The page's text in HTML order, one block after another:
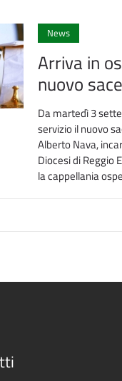
News
Arriva in
nuovo
Da martedì 3
servizio il nuovo
Alberto Nava,
Diocesi di Reggio
la cappellania